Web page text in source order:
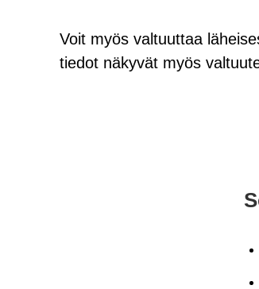
Voit myös val­tuut­taa
tie­dot nä­ky­vät myös